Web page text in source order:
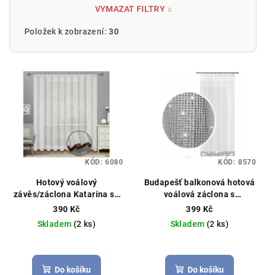
VYMAZAT FILTRY
Položek k zobrazení:30
Hotový voálový
závěs/záclona Katarína se
širokou saténovou stuhou
390 Kč
Skladem (2 ks)
hodnocení
produktu
Do košíku
KÓD: 6080
Budapešť balkonová hotová
voálová záclona s
imitovanými zirkony
můžeme ušít na míru
399 Kč
Skladem (2 ks)
Do košíku
KÓD: 8570